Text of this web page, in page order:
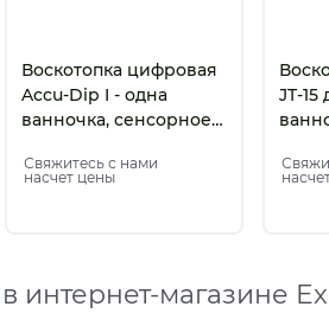
Воскотопка цифровая
Accu-Dip I - одна
ванночка, сенсорное
(Китай)
Свяжитесь с нами
насчет цены
JT-15
в интернет-магазине